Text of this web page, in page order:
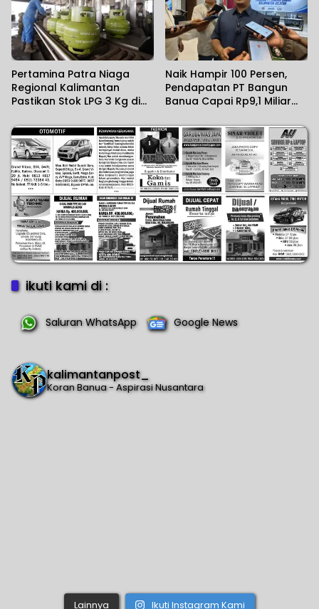
Pertamina Patra Niaga
Regional Kalimantan
Pastikan Stok LPG 3 Kg di
Naik Hampir 100 Persen,
Pendapatan PT Bangun
Banua Capai Rp9,1 Miliar
ikuti kami di :
Saluran WhatsApp Google News
kalimantanpost_
Koran Banua - Aspirasi Nusantara
Lainnya Ikuti Instagram Kami